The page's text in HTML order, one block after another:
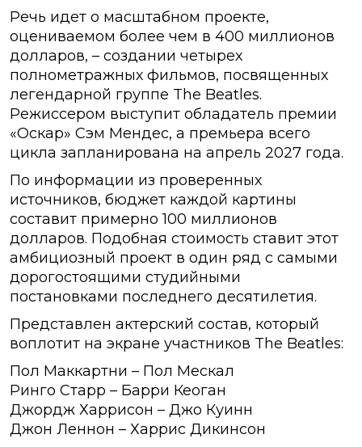
Речь идет о масштабном проекте,
оцениваемом более чем в 400 миллионов
долларов, – создании четырех
полнометражных фильмов, посвященных
легендарной группе The Beatles.
Режиссером выступит обладатель премии
«Оскар» Сэм Мендес, а премьера всего
цикла запланирована на апрель 2027 года.
По информации из проверенных
источников, бюджет каждой картины
составит примерно 100 миллионов
долларов. Подобная стоимость ставит этот
амбициозный проект в один ряд с самыми
дорогостоящими студийными
постановками последнего десятилетия.
Представлен актерский состав, который
воплотит на экране участников The Beatles:
Пол Маккартни – Пол Мескал
Ринго Старр – Барри Кеоган
Джордж Харрисон – Джо Куинн
Джон Леннон – Харрис Дикинсон